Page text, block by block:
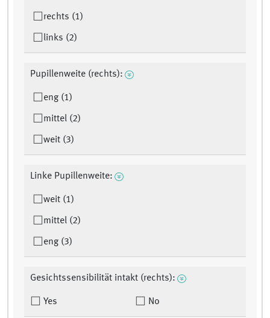
rechts (1)
links (2)
Pupillenweite (rechts):
eng (1)
mittel (2)
weit (3)
Linke Pupillenweite:
weit (1)
mittel (2)
eng (3)
Gesichtssensibilität intakt (rechts):
Yes No